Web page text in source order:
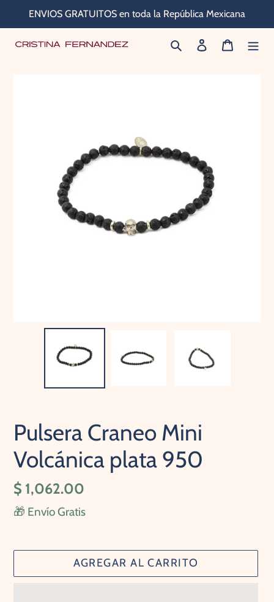
directamente
ENVIOS GRATUITOS en toda la República Mexicana
Buscar IngresarCarrito
Pulsera Craneo Mini
Volcánica plata 950
Precio
habitual
$ 1,062.00
🎁 Envío Gratis
AGREGAR AL CARRITO